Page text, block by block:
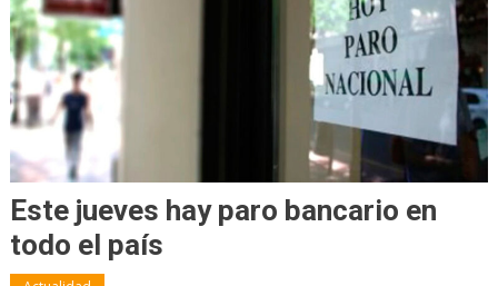
Este jueves hay paro bancario en
todo el país